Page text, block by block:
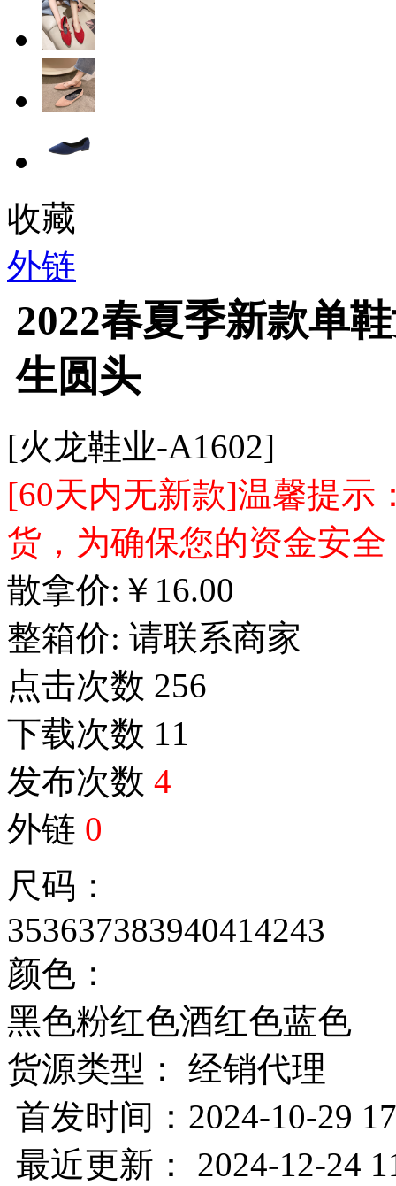
收藏
外链
2022春夏季新款单
生圆头
[火龙鞋业-A1602]
[60天内无新款]温馨提示
货，为确保您的资金安
散拿价: ￥ 16.00
整箱价: 请联系商家
点击次数 256
下载次数 11
发布次数 4
外链 0
尺码：
353637383940414243
颜色：
黑色粉红色酒红色蓝色
货源类型： 经销代理
首发时间：2024-10-29
最近更新： 2024-12-24